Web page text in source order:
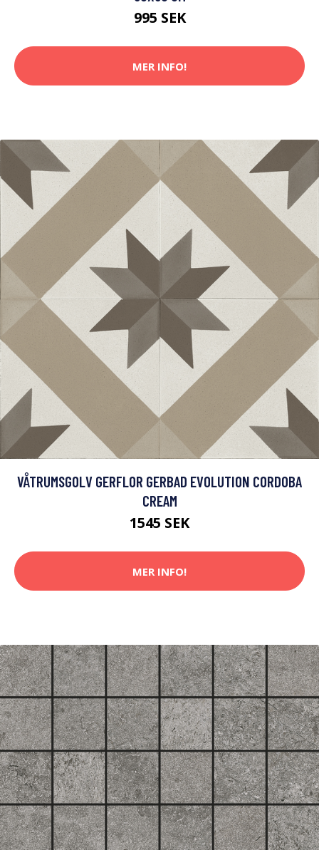
995 SEK
MER INFO!
VÅTRUMSGOLV GERFLOR GERBAD EVOLUTION CORDOBA
CREAM
1545 SEK
MER INFO!